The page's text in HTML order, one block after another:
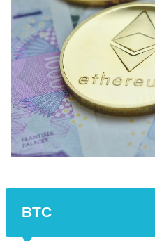
BTC